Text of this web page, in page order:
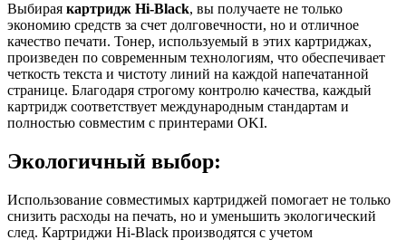
Выбирая картридж Hi-Black, вы получаете не только
экономию средств за счет долговечности, но и отличное
качество печати. Тонер, используемый в этих картриджах,
произведен по современным технологиям, что обеспечивает
четкость текста и чистоту линий на каждой напечатанной
странице. Благодаря строгому контролю качества, каждый
картридж соответствует международным стандартам и
полностью совместим с принтерами OKI.
Экологичный выбор:
Использование совместимых картриджей помогает не только
снизить расходы на печать, но и уменьшить экологический
след. Картриджи Hi-Black производятся с учетом